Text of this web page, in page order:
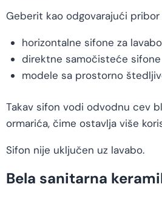
Geberit kao odgovarajući pribor
horizontalne sifone za lavabo
direktne samočisteće sifone
modele sa prostorno
Takav sifon vodi odvodnu cev
ormarića, čime ostavlja više
Sifon nije uključen uz lavabo.
Bela sanitarna